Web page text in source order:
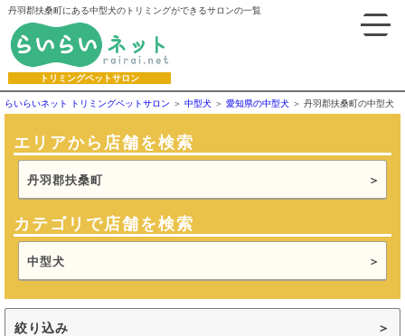
丹羽郡扶桑町にある中型犬のトリミングができるサロンの一覧
トリミングペットサロン
らいらいネット トリミングペットサロン 中型犬 愛知県の中型犬 丹羽郡扶桑町の中型犬
エリアから店舗を検索
丹羽郡扶桑町
カテゴリで店舗を検索
中型犬
絞り込み